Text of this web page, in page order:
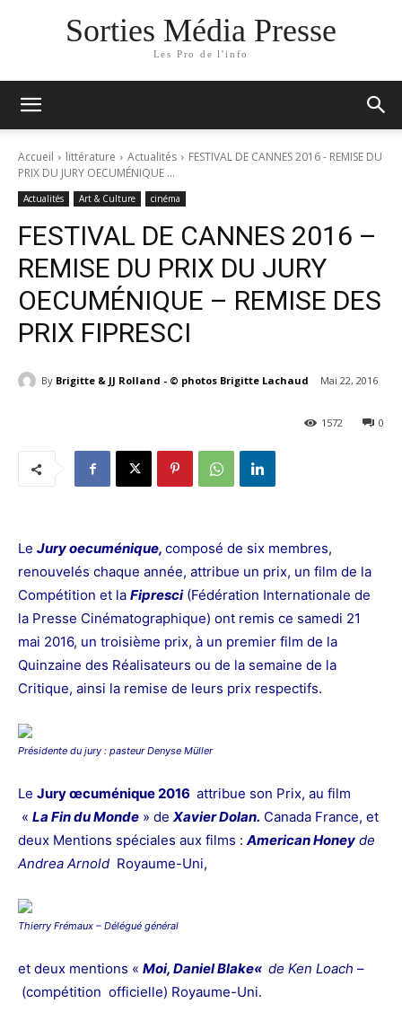
Sorties Média Presse
Les Pro de l'info
Accueil littérature Actualités
FESTIVAL DE CANNES 2016 - REMISE DU
PRIX DU JURY OECUMÉNIQUE ...
Actualités Art & Culture cinéma
FESTIVAL DE CANNES 2016 –
REMISE DU PRIX DU JURY
OECUMÉNIQUE – REMISE DES
PRIX FIPRESCI
By Brigitte & JJ Rolland - © photos Brigitte Lachaud Mai 22, 2016
0
1572
Le Jury oecuménique, composé de six membres,
renouvelés chaque année, attribue un prix, un film de la
Compétition et la Fipresci (Fédération Internationale de
la Presse Cinématographique) ont remis ce samedi 21
mai 2016, un troisième prix, à un premier film de la
Quinzaine des Réalisateurs ou de la semaine de la
Critique, ainsi la remise de leurs prix respectifs.
Présidente du jury : pasteurDenyse Müller
Le Jury œcuménique 2016 attribue son Prix, au film
« La Fin du Monde » de Xavier Dolan. Canada France, et
deux Mentions spéciales aux films :American Honey de
Andrea Arnold Royaume-Uni,
Thierry Frémaux – Délégué général
et deux mentions « Moi, Daniel Blake« de Ken Loach –
(compétition officielle) Royaume-Uni.